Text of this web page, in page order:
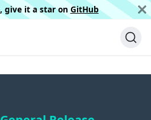
give it a star on GitHub